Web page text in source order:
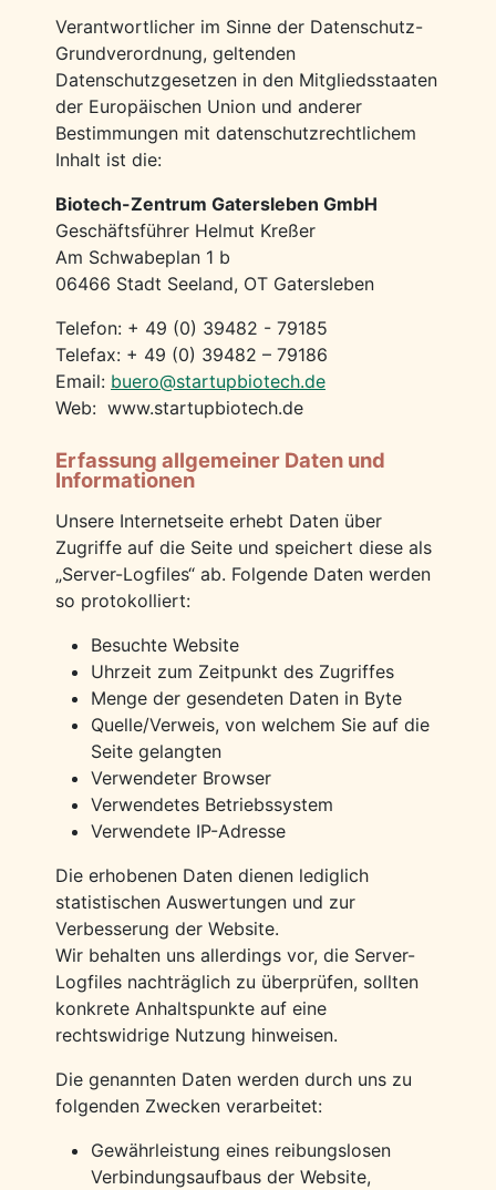
Verantwortlicher im Sinne der Datenschutz-
Grundverordnung, geltenden
Datenschutzgesetzen in den Mitgliedsstaaten
der Europäischen Union und anderer
Bestimmungen mit datenschutzrechtlichem
Inhalt ist die:
Biotech-Zentrum Gatersleben GmbH
Geschäftsführer Helmut Kreßer
Am Schwabeplan 1 b
06466 Stadt Seeland, OT Gatersleben
Telefon: + 49 (0) 39482 - 79185
Telefax: + 49 (0) 39482 – 79186
Email: buero@startupbiotech.de
Web: www.startupbiotech.de
Erfassung allgemeiner Daten und
Informationen
Unsere Internetseite erhebt Daten über
Zugriffe auf die Seite und speichert diese als
„Server-Logfiles“ ab. Folgende Daten werden
so protokolliert:
Besuchte Website
Uhrzeit zum Zeitpunkt des Zugriffes
Menge der gesendeten Daten in Byte
Quelle/Verweis, von welchem Sie auf die
Seite gelangten
Verwendeter Browser
Verwendetes Betriebssystem
Verwendete IP-Adresse
Die erhobenen Daten dienen lediglich
statistischen Auswertungen und zur
Verbesserung der Website.
Wir behalten uns allerdings vor, die Server-
Logfiles nachträglich zu überprüfen, sollten
konkrete Anhaltspunkte auf eine
rechtswidrige Nutzung hinweisen.
Die genannten Daten werden durch uns zu
folgenden Zwecken verarbeitet:
Gewährleistung eines reibungslosen
Verbindungsaufbaus der Website,